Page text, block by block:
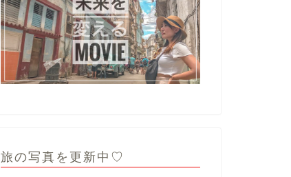
旅の写真を更新中♡